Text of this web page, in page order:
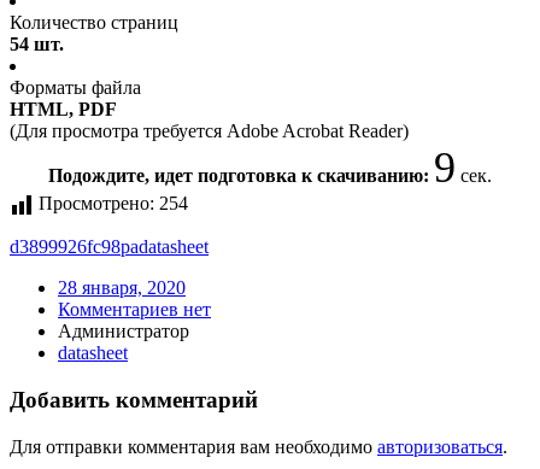
Количество страниц
54 шт.
Форматы файла
HTML, PDF
(Для просмотра требуется Adobe Acrobat Reader)
Подождите, идет подготовка к скачиванию: 9 сек.
Просмотрено: 254
d3899926fc98padatasheet
28 января, 2020
Комментариев нет
Администратор
datasheet
Добавить комментарий
Для отправки комментария вам необходимо авторизоваться.